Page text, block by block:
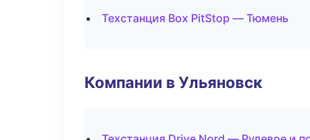
Техстанция Box PitStop — Тюмень
Компании в Ульяновск